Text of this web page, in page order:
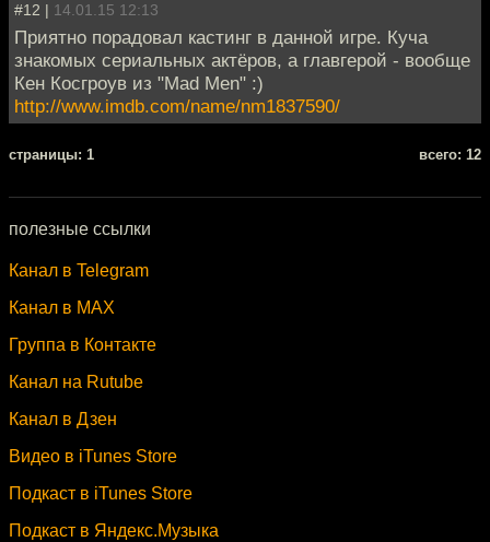
#12 | 14.01.15 12:13
Приятно порадовал кастинг в данной игре. Куча
знакомых сериальных актёров, а главгерой - вообще
Кен Косгроув из "Mad Men" :)
http://www.imdb.com/name/nm1837590/
cтраницы: 1 всего: 12
полезные ссылки
Канал в Telegram
Канал в MAX
Группа в Контакте
Канал на Rutube
Канал в Дзен
Видео в iTunes Store
Подкаст в iTunes Store
Подкаст в Яндекс.Музыка